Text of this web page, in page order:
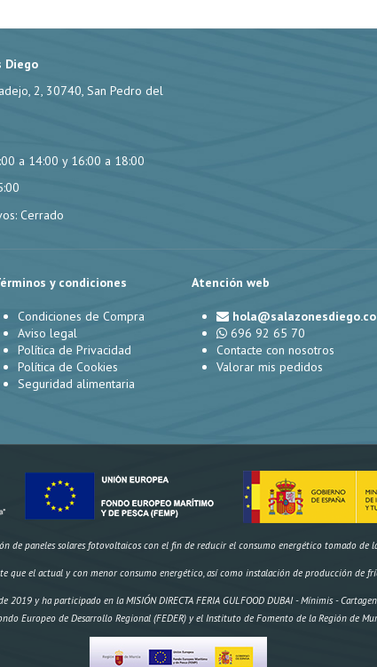
Diego
2, 30740, San Pedro del
a 14:00 y 16:00 a 18:00
Cerrado
y condiciones
Condiciones de Compra
Aviso legal
Política de Privacidad
Política de Cookies
Seguridad alimentaria
Atención web
696 92 65 70
Contacte con nosotros
Valorar mis pedidos
de paneles solares fotovoltaicos con el fin de reducir el consumo energético tomado de
que el actual y con menor consumo energético, así como instalación de producción de
2019 y ha participado en la MISIÓN DIRECTA FERIA GULFOOD DUBAI - Mínimis -
Europeo de Desarrollo Regional (FEDER) y el Instituto de Fomento de la Región de